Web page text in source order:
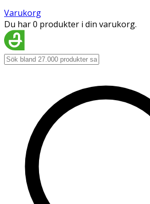
Varukorg
Du har 0 produkter i din varukorg.